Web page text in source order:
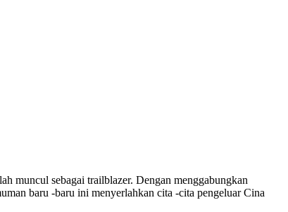
muncul sebagai trailblazer. Dengan menggabungkan
baru -baru ini menyerlahkan cita -cita pengeluar Cina